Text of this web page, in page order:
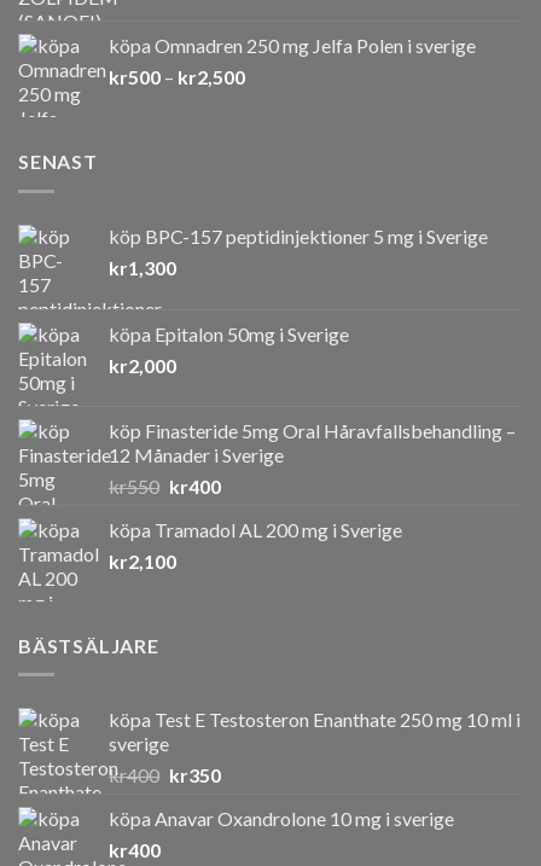
kr3,600
köpa Omnadren 250 mg Jelfa Polen i sverige
kr500 – kr2,500Prisintervall:
SENAST
köp BPC-157 peptidinjektioner 5 mg i Sverige
kr1,300
köpa Epitalon 50mg i Sverige
kr2,000
köp Finasteride 5mg Oral Håravfallsbehandling –
12 Månader i Sverige
kr550 Det
priset
var:
kr400Det
priset
köpa Tramadol AL 200 mg i Sverige
kr2,100
BÄSTSÄLJARE
köpa Test E Testosteron Enanthate 250 mg 10 ml i
sverige
kr400 Det
priset
kr350Det
priset
köpa Anavar Oxandrolone 10 mg i sverige
kr400